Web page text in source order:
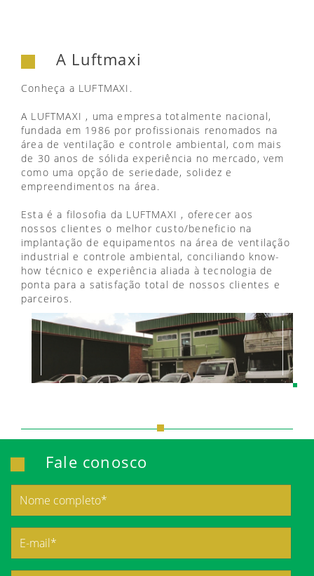
A Luftmaxi
Conheça a LUFTMAXI.
A LUFTMAXI , uma empresa totalmente nacional,
fundada em 1986 por profissionais renomados na
área de ventilação e controle ambiental, com mais
de 30 anos de sólida experiência no mercado, vem
como uma opção de seriedade, solidez e
empreendimentos na área.
Esta é a filosofia da LUFTMAXI , oferecer aos
nossos clientes o melhor custo/beneficio na
implantação de equipamentos na área de ventilação
industrial e controle ambiental, conciliando know-
how técnico e experiência aliada à tecnologia de
ponta para a satisfação total de nossos clientes e
parceiros.
Fale conosco